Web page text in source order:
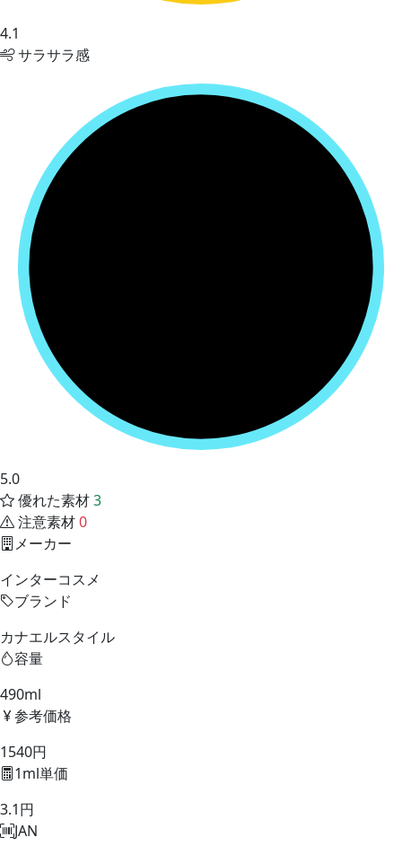
4.1
サラサラ感
5.0
優れた素材3
注意素材0
メーカー
インターコスメ
ブランド
カナエルスタイル
容量
490ml
参考価格
1540円
1ml単価
3.1円
JAN